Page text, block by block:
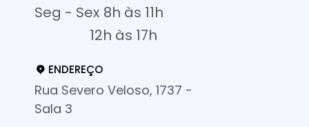
Seg - Sex 8h às 11h
12h às 17h
ENDEREÇO
Rua Severo Veloso, 1737 -
Sala 3